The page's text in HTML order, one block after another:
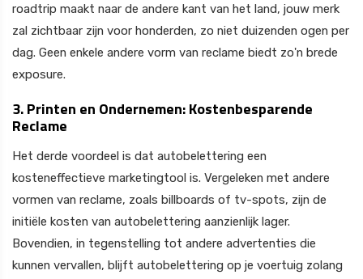
roadtrip maakt naar de andere kant van het land, jouw merk
zal zichtbaar zijn voor honderden, zo niet duizenden ogen per
dag. Geen enkele andere vorm van reclame biedt zo'n brede
exposure.
3. Printen en Ondernemen: Kostenbesparende
Reclame
Het derde voordeel is dat autobelettering een
kosteneffectieve marketingtool is. Vergeleken met andere
vormen van reclame, zoals billboards of tv-spots, zijn de
initiële kosten van autobelettering aanzienlijk lager.
Bovendien, in tegenstelling tot andere advertenties die
kunnen vervallen, blijft autobelettering op je voertuig zolang